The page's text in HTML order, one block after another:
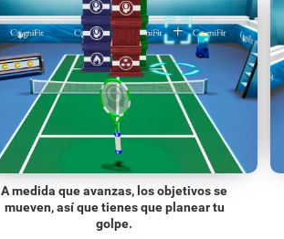
A medida que avanzas, los objetivos se
mueven, así que tienes que planear tu
golpe.